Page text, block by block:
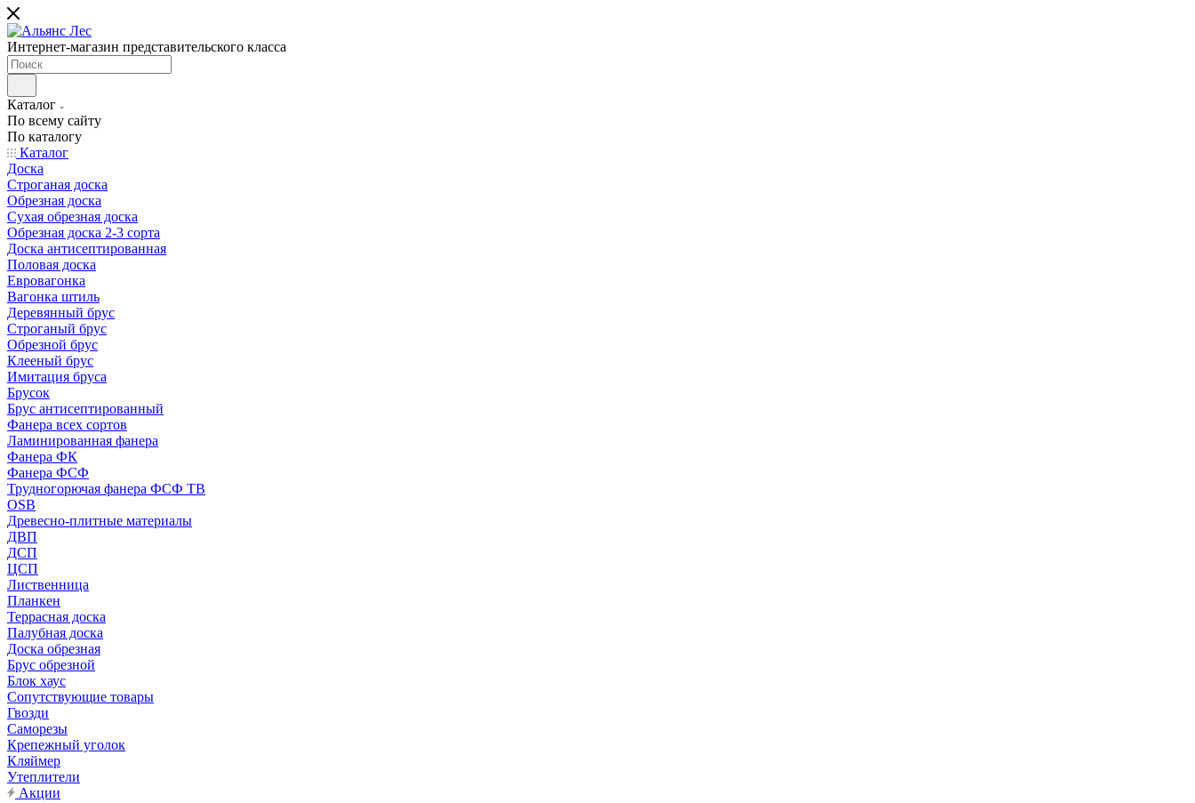
Интернет-магазин представительского класса
Каталог
По всему сайту
По каталогу
Каталог
Доска
Строганая доска
Обрезная доска
Сухая обрезная доска
Обрезная доска 2-3 сорта
Доска антисептированная
Половая доска
Евровагонка
Вагонка штиль
Деревянный брус
Строганый брус
Обрезной брус
Клееный брус
Имитация бруса
Брусок
Брус антисептированный
Фанера всех сортов
Ламинированная фанера
Фанера ФК
Фанера ФСФ
Трудногорючая фанера ФСФ ТВ
OSB
Древесно-плитные материалы
ДВП
ДСП
ЦСП
Лиственница
Планкен
Террасная доска
Палубная доска
Доска обрезная
Брус обрезной
Блок хаус
Сопутствующие товары
Гвозди
Саморезы
Крепежный уголок
Кляймер
Утеплители
Акции